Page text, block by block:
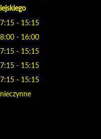
7:15 - 15:15
8:00 - 16:00
7:15 - 15:15
7:15 - 15:15
7:15 - 15:15
nieczynne